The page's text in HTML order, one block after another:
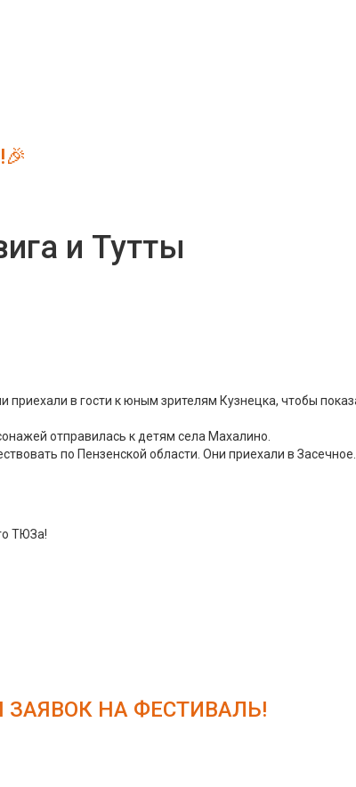
и Тутты
приехали в гости к юным зрителям Кузнецка, чтобы
отправилась к детям села Махалино.
по Пензенской области. Они приехали в Засечное.
ТЮЗа!
НА ФЕСТИВАЛЬ!